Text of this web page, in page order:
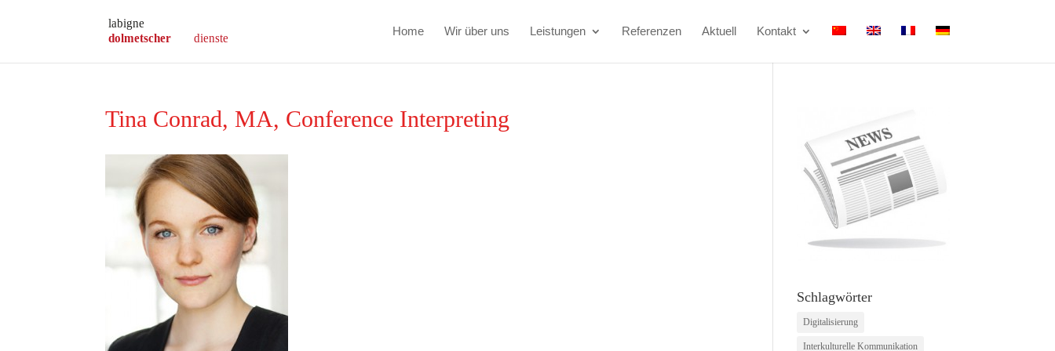
Home Wir über uns Leistungen Referenzen Aktuell Kontakt
Tina Conrad, MA, Conference Interpreting
Schlagwörter
Digitalisierung
Interkulturelle Kommunikation